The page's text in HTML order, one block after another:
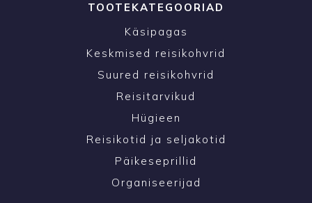
TOOTEKATEGOORIAD
Käsipagas
Keskmised reisikohvrid
Suured reisikohvrid
Reisitarvikud
Hügieen
Reisikotid ja seljakotid
Päikeseprillid
Organiseerijad